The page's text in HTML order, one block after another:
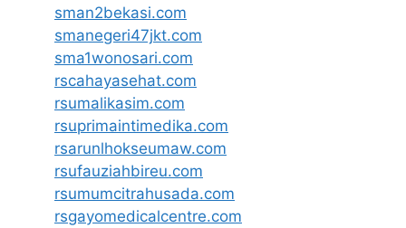
sman2bekasi.com
smanegeri47jkt.com
sma1wonosari.com
rscahayasehat.com
rsumalikasim.com
rsuprimaintimedika.com
rsarunlhokseumaw.com
rsufauziahbireu.com
rsumumcitrahusada.com
rsgayomedicalcentre.com